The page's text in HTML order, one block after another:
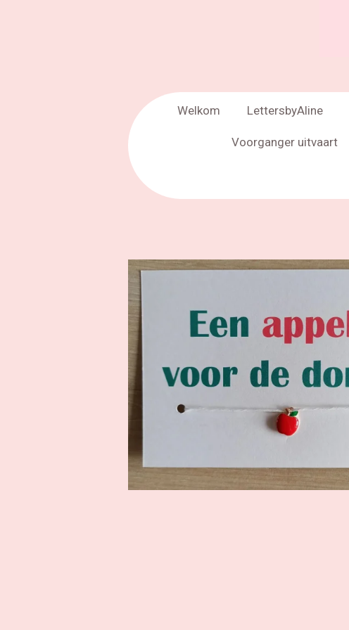
Welkom LettersbyAline
Voorganger uitvaart